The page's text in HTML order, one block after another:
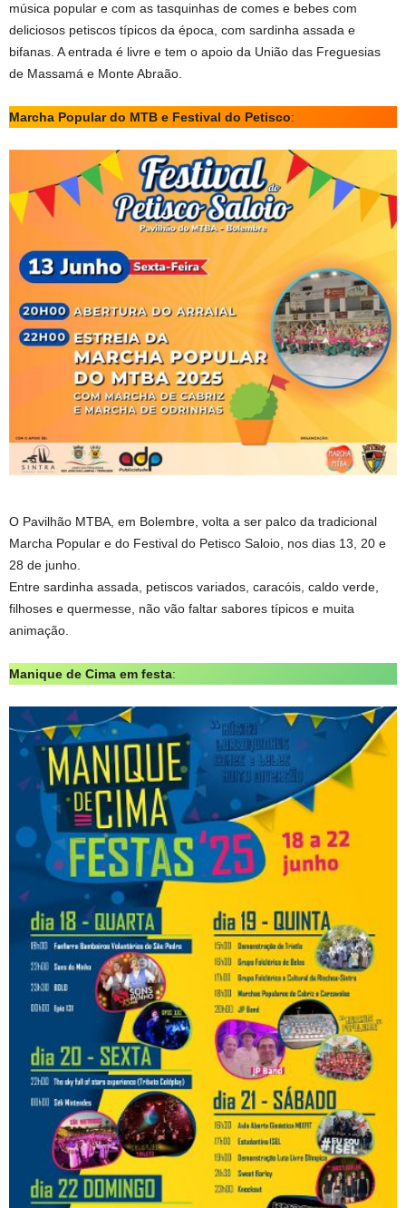
música popular e com as tasquinhas de comes e bebes com
deliciosos petiscos típicos da época, com sardinha assada e
bifanas. A entrada é livre e tem o apoio da União das Freguesias
de Massamá e Monte Abraão.
Marcha Popular do MTB e Festival do Petisco:
O Pavilhão MTBA, em Bolembre, volta a ser palco da tradicional
Marcha Popular e do Festival do Petisco Saloio, nos dias 13, 20 e
28 de junho.
Entre sardinha assada, petiscos variados, caracóis, caldo verde,
filhoses e quermesse, não vão faltar sabores típicos e muita
animação.
Manique de Cima em festa: